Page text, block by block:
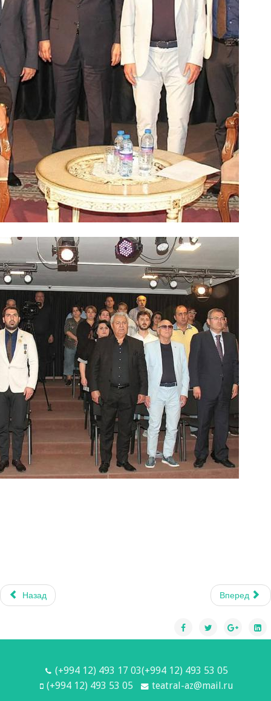
Назад Вперед
(+994 12) 493 17 03(+994 12) 493 53 05
(+994 12) 493 53 05
teatral-az@mail.ru